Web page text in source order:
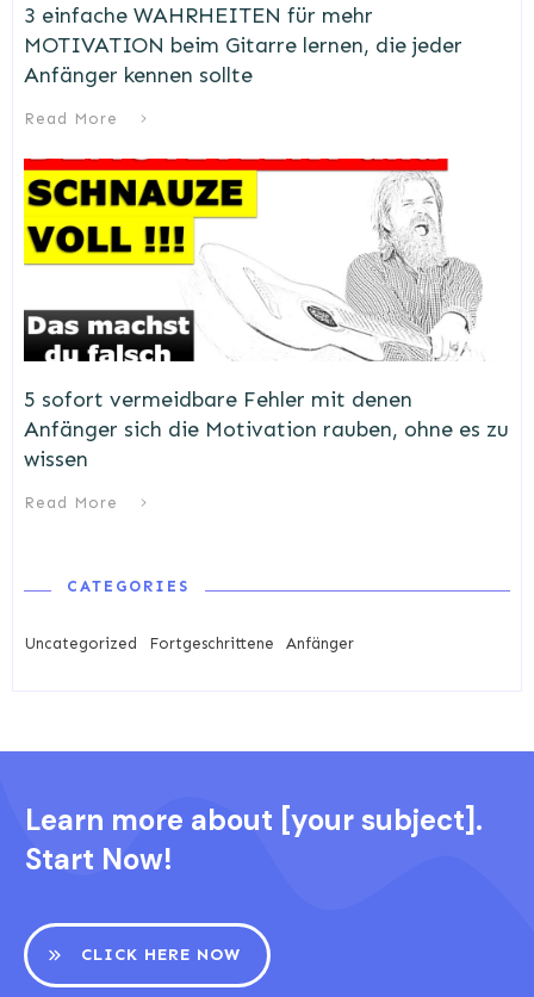
3 einfache WAHRHEITEN für mehr
MOTIVATION beim Gitarre lernen, die jeder
Anfänger kennen sollte
Read More
5 sofort vermeidbare Fehler mit denen
Anfänger sich die Motivation rauben, ohne es zu
wissen
Read More
CATEGORIES
Uncategorized Fortgeschrittene Anfänger
Learn more about [your subject].
Start Now!
CLICK HERE NOW